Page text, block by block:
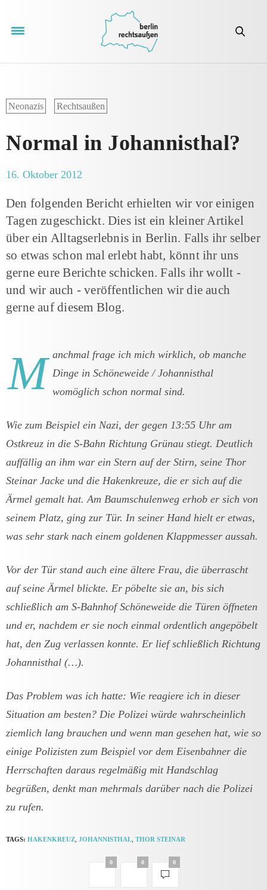
Neonazis Rechtsaußen
Normal in Johannisthal?
16. Oktober 2012
Den folgenden Bericht erhielten wir vor einigen
Tagen zugeschickt. Dies ist ein kleiner Artikel
über ein Alltagserlebnis in Berlin. Falls ihr selber
so etwas schon mal erlebt habt, könnt ihr uns
gerne eure Berichte schicken. Falls ihr wollt -
und wir auch - veröffentlichen wir die auch
gerne auf diesem Blog.
M anchmal frage ich mich wirklich, ob manche
Dinge in Schöneweide / Johannisthal
womöglich schon normal sind.
Wie zum Beispiel ein Nazi, der gegen 13:55 Uhr am
Ostkreuz in die S-Bahn Richtung Grünau stiegt. Deutlich
auffällig an ihm war ein Stern auf der Stirn, seine Thor
Steinar Jacke und die Hakenkreuze, die er sich auf die
Ärmel gemalt hat. Am Baumschulenweg erhob er sich von
seinem Platz, ging zur Tür. In seiner Hand hielt er etwas,
was sehr stark nach einem goldenen Klappmesser aussah.
Vor der Tür stand auch eine ältere Frau, die überrascht
auf seine Ärmel blickte. Er pöbelte sie an, bis sich
schließlich am S-Bahnhof Schöneweide die Türen öffneten
und er, nachdem er sie noch einmal ordentlich angepöbelt
hat, den Zug verlassen konnte. Er lief schließlich Richtung
Johannisthal (…).
Das Problem was ich hatte: Wie reagiere ich in dieser
Situation am besten? Die Polizei würde wahrscheinlich
ziemlich lang brauchen und wenn man gesehen hat, wie so
einige Polizisten zum Beispiel vor dem Eisenbahner die
Herrschaften daraus regelmäßig mit Handschlag
begrüßen, denkt man mehrmals darüber nach die Polizei
zu rufen.
TAGS: HAKENKREUZ JOHANNISTHAL THOR STEINAR
0 0 0